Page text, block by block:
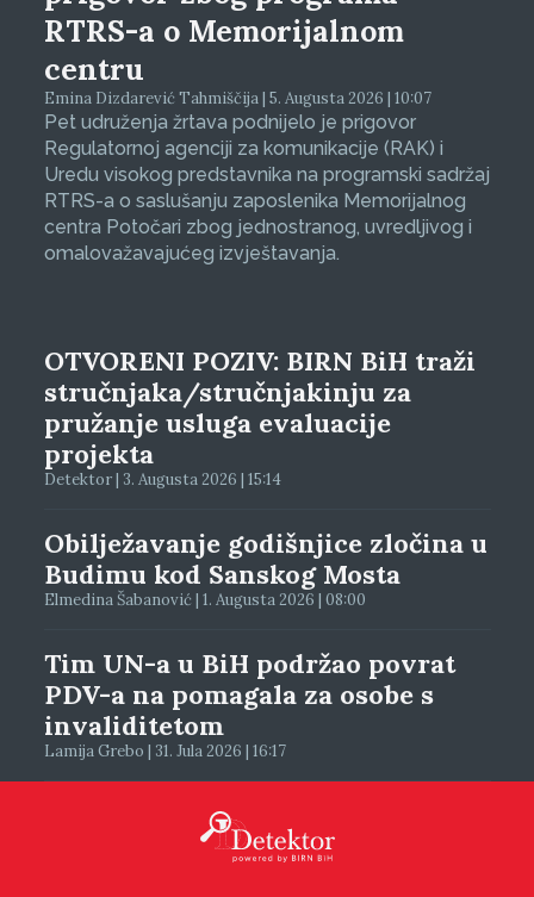
RTRS-a o Memorijalnom
centru
Emina Dizdarević Tahmiščija | 5. Augusta 2026 | 10:07
Pet udruženja žrtava podnijelo je prigovor
Regulatornoj agenciji za komunikacije (RAK) i
Uredu visokog predstavnika na programski sadržaj
RTRS-a o saslušanju zaposlenika Memorijalnog
centra Potočari zbog jednostranog, uvredljivog i
omalovažavajućeg izvještavanja.
OTVORENI POZIV: BIRN BiH traži
stručnjaka/stručnjakinju za
pružanje usluga evaluacije
projekta
Detektor | 3. Augusta 2026 | 15:14
Obilježavanje godišnjice zločina u
Budimu kod Sanskog Mosta
Elmedina Šabanović | 1. Augusta 2026 | 08:00
Tim UN-a u BiH podržao povrat
PDV-a na pomagala za osobe s
invaliditetom
Lamija Grebo | 31. Jula 2026 | 16:17